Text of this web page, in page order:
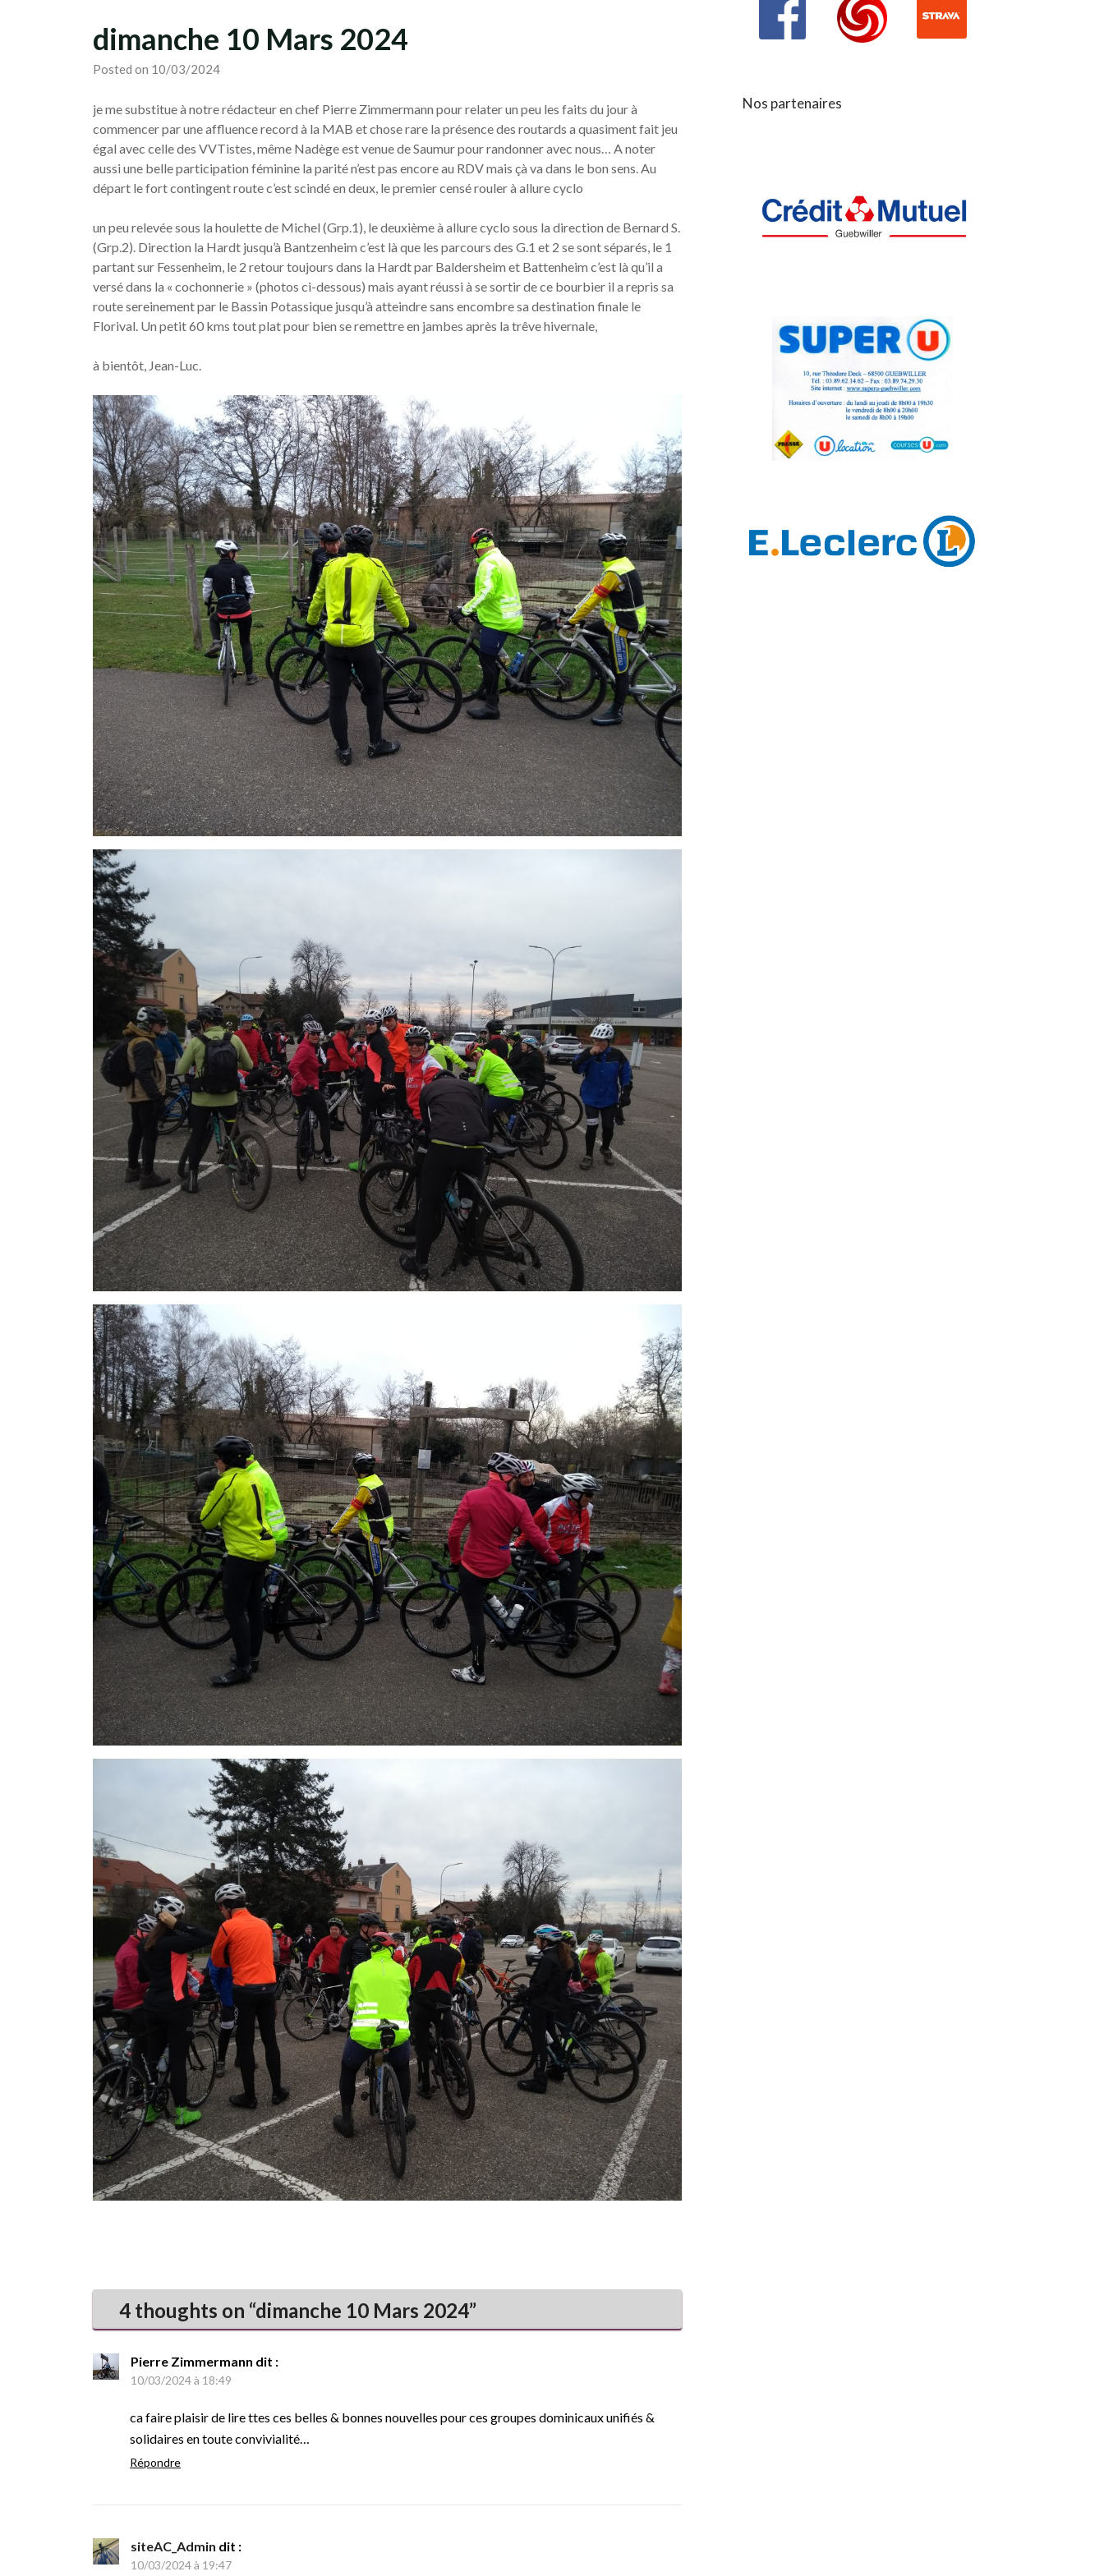
dimanche 10 Mars 2024
Posted on 10/03/2024
je me substitue à notre rédacteur en chef Pierre Zimmermann pour relater un peu les faits du jour à
commencer par une affluence record à la MAB et chose rare la présence des routards a quasiment fait jeu
égal avec celle des VVTistes, même Nadège est venue de Saumur pour randonner avec nous… A noter
aussi une belle participation féminine la parité n’est pas encore au RDV mais çà va dans le bon sens. Au
départ le fort contingent route c’est scindé en deux, le premier censé rouler à allure cyclo
un peu relevée sous la houlette de Michel (Grp.1), le deuxième à allure cyclo sous la direction de Bernard S.
(Grp.2). Direction la Hardt jusqu’à Bantzenheim c’est là que les parcours des G.1 et 2 se sont séparés, le 1
partant sur Fessenheim, le 2 retour toujours dans la Hardt par Baldersheim et Battenheim c’est là qu’il a
versé dans la « cochonnerie » (photos ci-dessous) mais ayant réussi à se sortir de ce bourbier il a repris sa
route sereinement par le Bassin Potassique jusqu’à atteindre sans encombre sa destination finale le
Florival. Un petit 60 kms tout plat pour bien se remettre en jambes après la trêve hivernale,
à bientôt, Jean-Luc.
4 thoughts on “dimanche 10 Mars 2024”
Pierre Zimmermann dit :
10/03/2024 à 18:49
ca faire plaisir de lire ttes ces belles & bonnes nouvelles pour ces groupes dominicaux unifiés &
solidaires en toute convivialité…
Répondre
siteAC_Admin dit :
10/03/2024 à 19:47
Nos partenaires